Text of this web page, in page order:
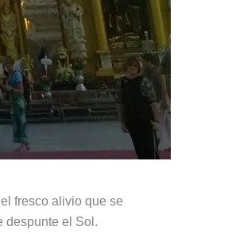
fresco alivio que se
despunte el Sol.